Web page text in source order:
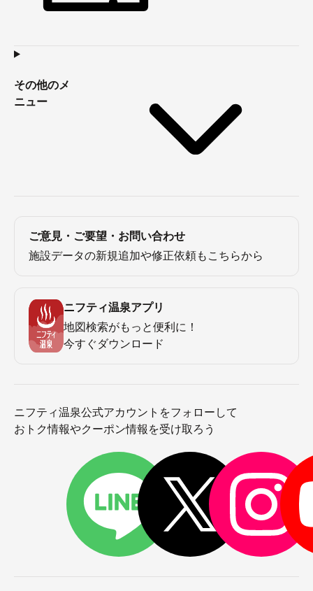
その他のメ
ニュー
ご意見・ご要望・お問い合わせ
施設データの新規追加や修正依頼もこちらから
ニフティ温泉アプリ
地図検索がもっと便利に！
今すぐダウンロード
ニフティ温泉公式アカウントをフォローして
おトク情報やクーポン情報を受け取ろう